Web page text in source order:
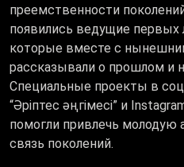
преемственности
появились ведущие первых
которые вместе с
рассказывали о прошлом и
Специальные проекты в
“Әріптес әңгімесі” и
помогли привлечь молодую
связь поколений.